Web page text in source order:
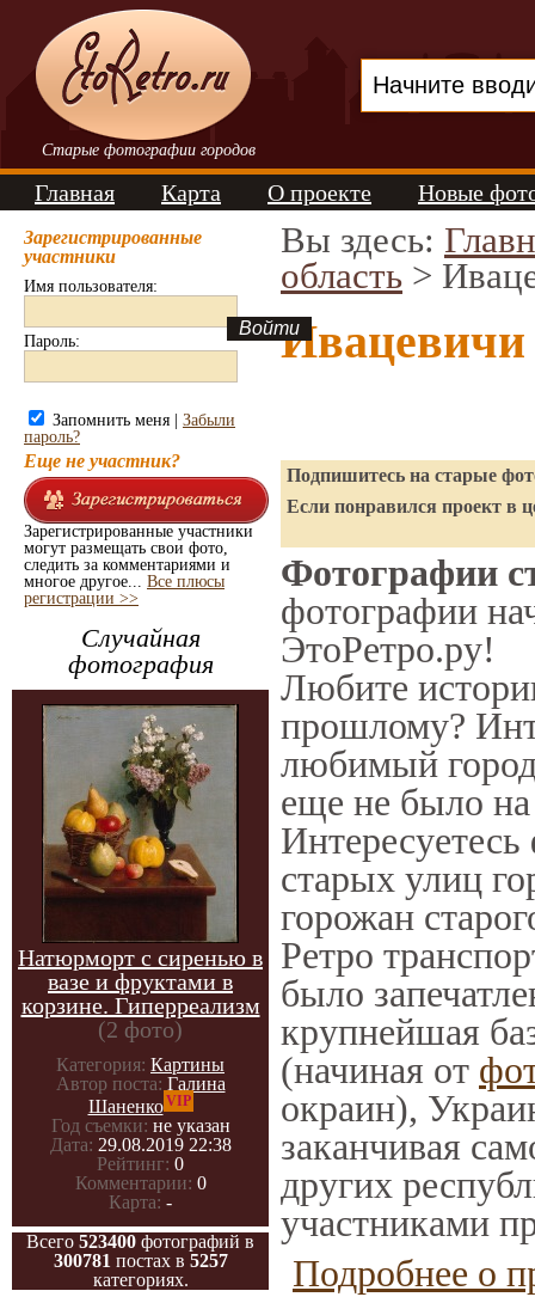
Старые фотографии городов
Главная Карта О проекте Новые
Зарегистрированные
участники
Имя пользователя:
Пароль:
Запомнить меня | Забыли
пароль?
Еще не участник?
Зарегистрированные участники
могут размещать свои фото,
следить за комментариями и
многое другое... Все плюсы
регистрации >>
Случайная
фотография
Натюрморт с сиренью в
вазе и фруктами в
корзине. Гиперреализм
(2 фото)
Категория: Картины
Автор поста: Галина
ШаненкоVIP
Год съемки: не указан
Дата: 29.08.2019 22:38
Рейтинг: 0
Комментарии: 0
Карта: -
Всего 523400 фотографий в
300781 постах в 5257
категориях.
Вы здесь:
область >
Ивацевичи
Подпишитесь на старые
Если понравился проект в
Фотографии
фотографии
ЭтоРетро.ру!
Любите
прошлому?
любимый
еще не было на
Интересуетесь
старых улиц
горожан
Ретро
было
крупнейшая
(начиная от
окраин),
заканчивая
других
участниками
Подробнее о